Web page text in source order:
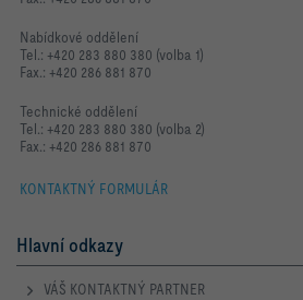
Nabídkové oddělení
Tel.: +420 283 880 380 (volba 1)
Fax.: +420 286 881 870
Technické oddělení
Tel.: +420 283 880 380 (volba 2)
Fax.: +420 286 881 870
KONTAKTNÝ FORMULÁR
Hlavní odkazy
VÁŠ KONTAKTNÝ PARTNER